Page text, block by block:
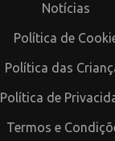
Notícias
Política de
Política das
Política de
Termos e